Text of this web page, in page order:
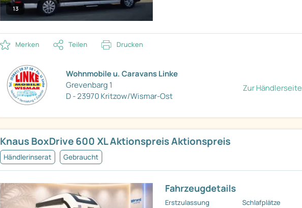
13
Merken Teilen Drucken
Wohnmobile u. Caravans Linke
Grevenbarg 1
D - 23970 Kritzow/Wismar-Ost
Zur Händlerseite
Knaus BoxDrive 600 XL Aktionspreis Aktionspreis
Händlerinserat Gebraucht
Fahrzeugdetails
Erstzulassung Schlafplätze